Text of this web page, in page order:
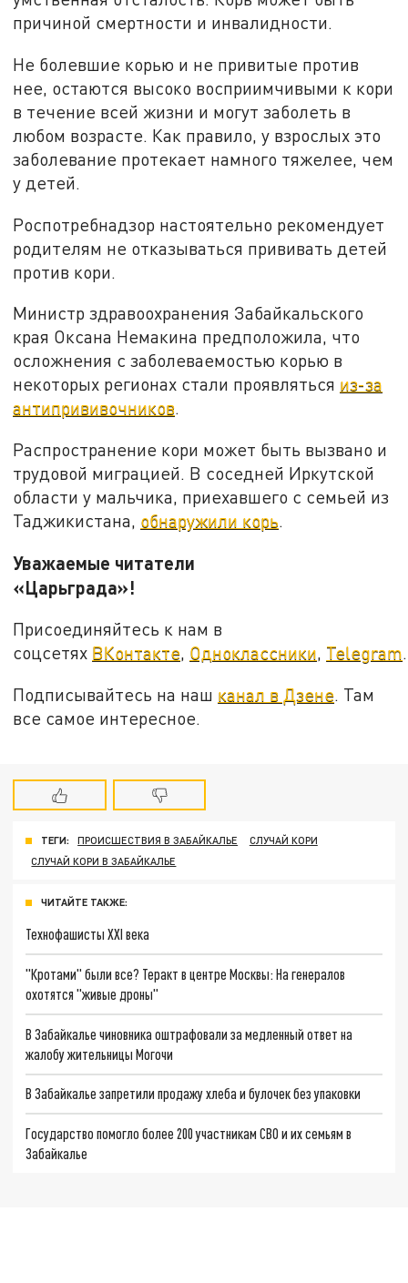
причиной смертности и инвалидности.
Не болевшие корью и не привитые против
нее, остаются высоко восприимчивыми к кори
в течение всей жизни и могут заболеть в
любом возрасте. Как правило, у взрослых это
заболевание протекает намного тяжелее, чем
у детей.
Роспотребнадзор настоятельно рекомендует
родителям не отказываться прививать детей
против кори.
Министр здравоохранения Забайкальского
края Оксана Немакина предположила, что
осложнения с заболеваемостью корью в
некоторых регионах стали проявляться из-за
антипрививочников.
Распространение кори может быть вызвано и
трудовой миграцией. В соседней Иркутской
области у мальчика, приехавшего с семьей из
Таджикистана, обнаружили корь.
Уважаемые читатели
«Царьграда»!
Присоединяйтесь к нам в
соцсетях ВКонтакте, Одноклассники, Telegram.
Подписывайтесь на наш канал в Дзене. Там
все самое интересное.
ТЕГИ: ПРОИСШЕСТВИЯ В ЗАБАЙКАЛЬЕ
СЛУЧАЙ КОРИ
СЛУЧАЙ КОРИ В ЗАБАЙКАЛЬЕ
ЧИТАЙТЕ ТАКЖЕ:
Технофашисты XXI века
"Кротами" были все? Теракт в центре Москвы: На генералов
охотятся "живые дроны"
В Забайкалье чиновника оштрафовали за медленный ответ на
жалобу жительницы Могочи
В Забайкалье запретили продажу хлеба и булочек без упаковки
Государство помогло более 200 участникам СВО и их семьям в
Забайкалье